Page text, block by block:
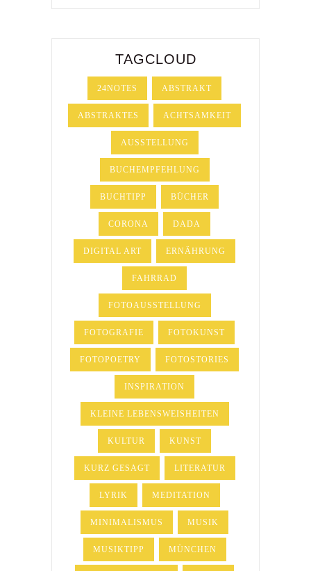
TAGCLOUD
24NOTES ABSTRAKT
ABSTRAKTES ACHTSAMKEIT
AUSSTELLUNG
BUCHEMPFEHLUNG
BUCHTIPP BÜCHER
CORONA DADA
DIGITAL ART ERNÄHRUNG
FAHRRAD
FOTOAUSSTELLUNG
FOTOGRAFIE FOTOKUNST
FOTOPOETRY FOTOSTORIES
INSPIRATION
KLEINE LEBENSWEISHEITEN
KULTUR KUNST
KURZ GESAGT LITERATUR
LYRIK MEDITATION
MINIMALISMUS MUSIK
MUSIKTIPP MÜNCHEN